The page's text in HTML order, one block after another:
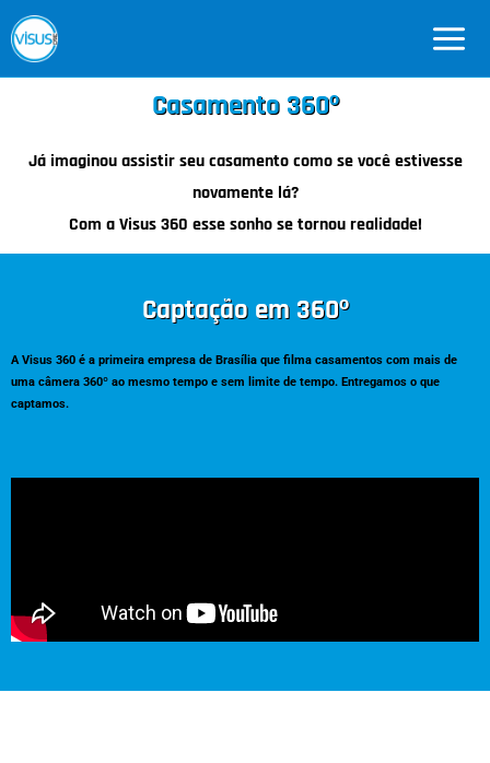
para
Casamento 360º
Já imaginou assistir seu casamento como se você estivesse
novamente lá?
Com a Visus 360 esse sonho se tornou realidade!
Captação em 360º
A Visus 360 é a primeira empresa de Brasília que filma casamentos com mais de
uma câmera 360º ao mesmo tempo e sem limite de tempo. Entregamos o que
captamos.